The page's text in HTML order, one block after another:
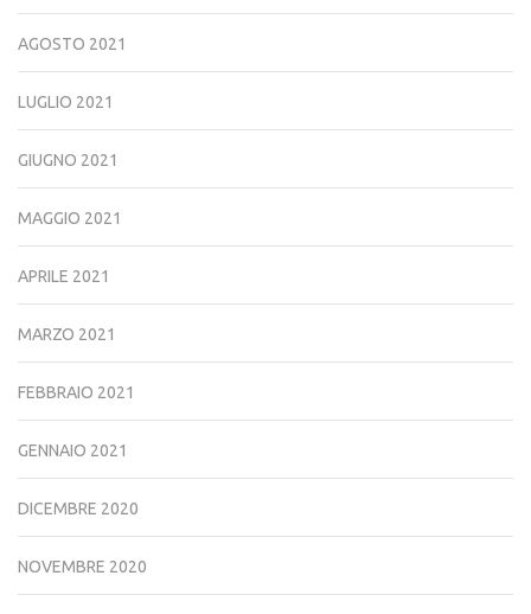
AGOSTO 2021
LUGLIO 2021
GIUGNO 2021
MAGGIO 2021
APRILE 2021
MARZO 2021
FEBBRAIO 2021
GENNAIO 2021
DICEMBRE 2020
NOVEMBRE 2020